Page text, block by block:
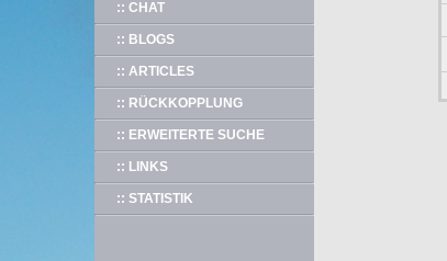
:: CHAT
:: BLOGS
:: ARTICLES
:: RÜCKKOPPLUNG
:: ERWEITERTE SUCHE
:: LINKS
:: STATISTIK